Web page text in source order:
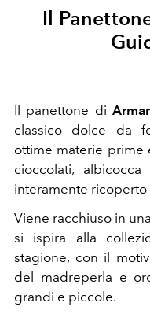
Il
Il panettone di
classico dolce da
ottime materie prime
cioccolati,
interamente
Viene racchiuso in
si ispira alla
stagione, con il
del madreperla e
grandi e piccole.